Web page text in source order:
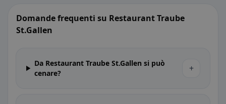
Domande frequenti su Restaurant Traube
St.Gallen
Da Restaurant Traube St.Gallen si può
cenare?
+